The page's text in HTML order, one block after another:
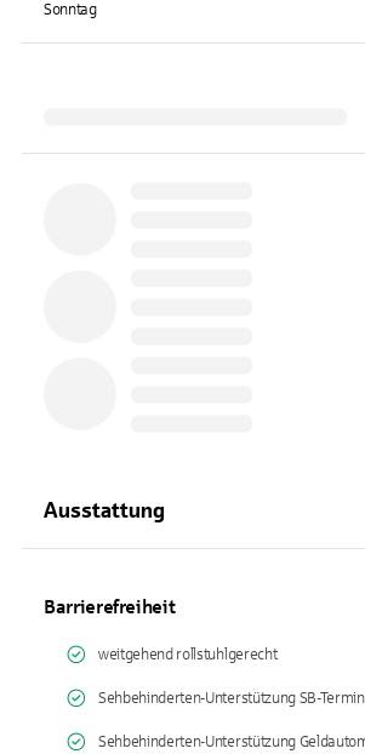
Sonntag
Ausstattung
Barrierefreiheit
weitgehend rollstuhlgerecht
Sehbehinderten-Unterstützung SB-
Sehbehinderten-Unterstützung